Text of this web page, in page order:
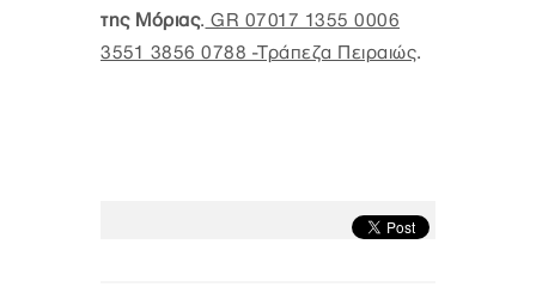
της Μόριας. GR 07017 1355 0006
3551 3856 0788 -Τράπεζα Πειραιώς.